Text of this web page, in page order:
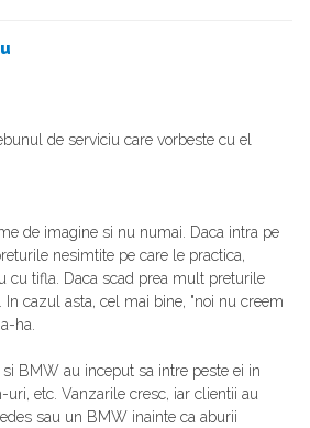
de serviciu care vorbeste cu el
de imagine si nu numai. Daca intra pe
nesimtite pe care le practica,
cu tifla. Daca scad prea mult preturile
cazul asta, cel mai bine, "noi nu creem
ha.
BMW au inceput sa intre peste ei in
uri, etc. Vanzarile cresc, iar clientii au
sau un BMW inainte ca aburii